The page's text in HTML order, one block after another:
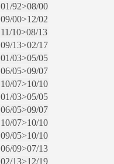
01/92>08/00
09/00>12/02
11/10>08/13
09/13>02/17
01/03>05/05
06/05>09/07
10/07>10/10
01/03>05/05
06/05>09/07
10/07>10/10
09/05>10/10
06/09>07/13
02/13>12/19